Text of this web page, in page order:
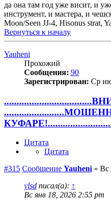
да она там год уже висит, и
инструмент, и мастера, и
Moon/Seen JJ-4, Hisonus strat,
Вернуться к началу
Yauheni
Прохожий
Сообщения: 90
Зарегистрирован: Ср
Цитата
Цитата
#315 Сообщение Yauheni» Вс
vlsd писал(а): ↑
Вс янв 18, 2026 2:55 pm